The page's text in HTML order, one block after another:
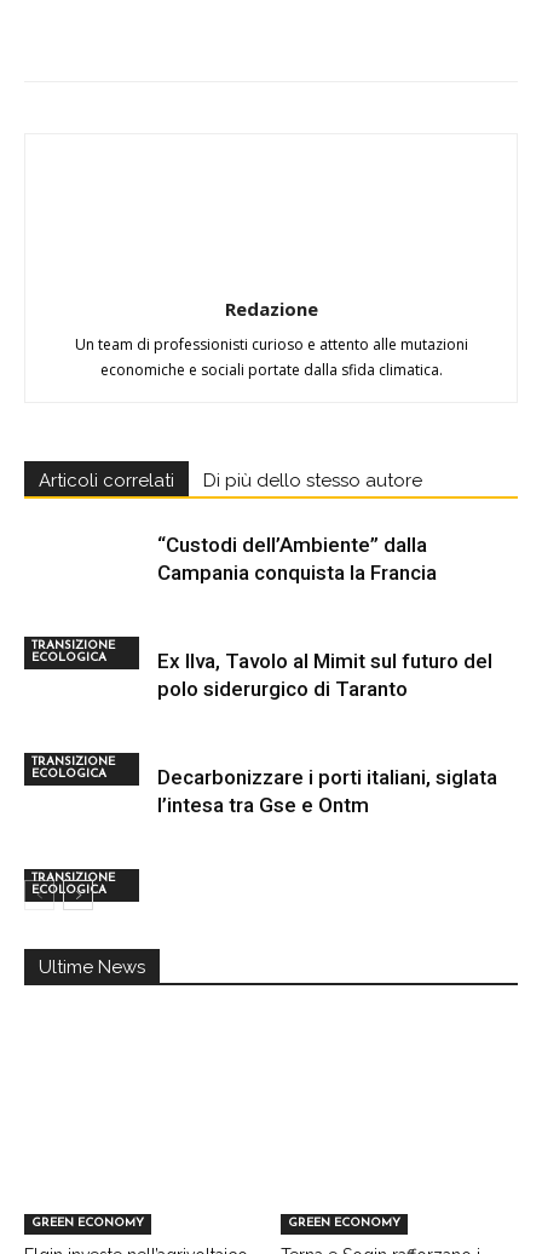
Redazione
Un team di professionisti curioso e attento alle mutazioni
economiche e sociali portate dalla sfida climatica.
Articoli correlati Di più dello stesso autore
TRANSIZIONE
ECOLOGICA
“Custodi dell’Ambiente” dalla
Campania conquista la Francia
TRANSIZIONE
ECOLOGICA
Ex Ilva, Tavolo al Mimit sul futuro del
polo siderurgico di Taranto
TRANSIZIONE
ECOLOGICA
Decarbonizzare i porti italiani, siglata
l’intesa tra Gse e Ontm
Ultime News
GREEN ECONOMY GREEN ECONOMY